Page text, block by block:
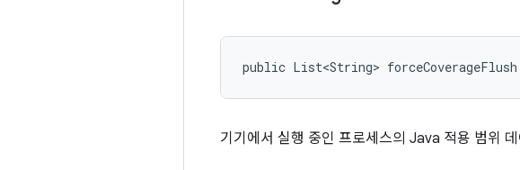
public List<String>
기기에서 실행 중인 프로세스의 Java 적용 범위